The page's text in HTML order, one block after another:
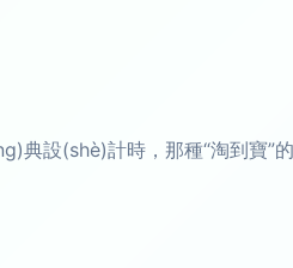
設(shè)計時，那種“淘到寶”